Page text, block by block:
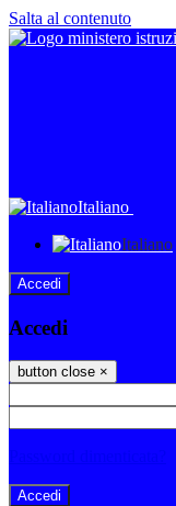
Salta al contenuto
Italiano
Italiano
Accedi
Accedi
button close ×